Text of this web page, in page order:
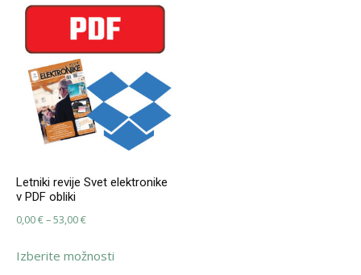
Letniki revije Svet elektronike
v PDF obliki
0,00€–53,00€Cenovni
od
Izberite možnosti